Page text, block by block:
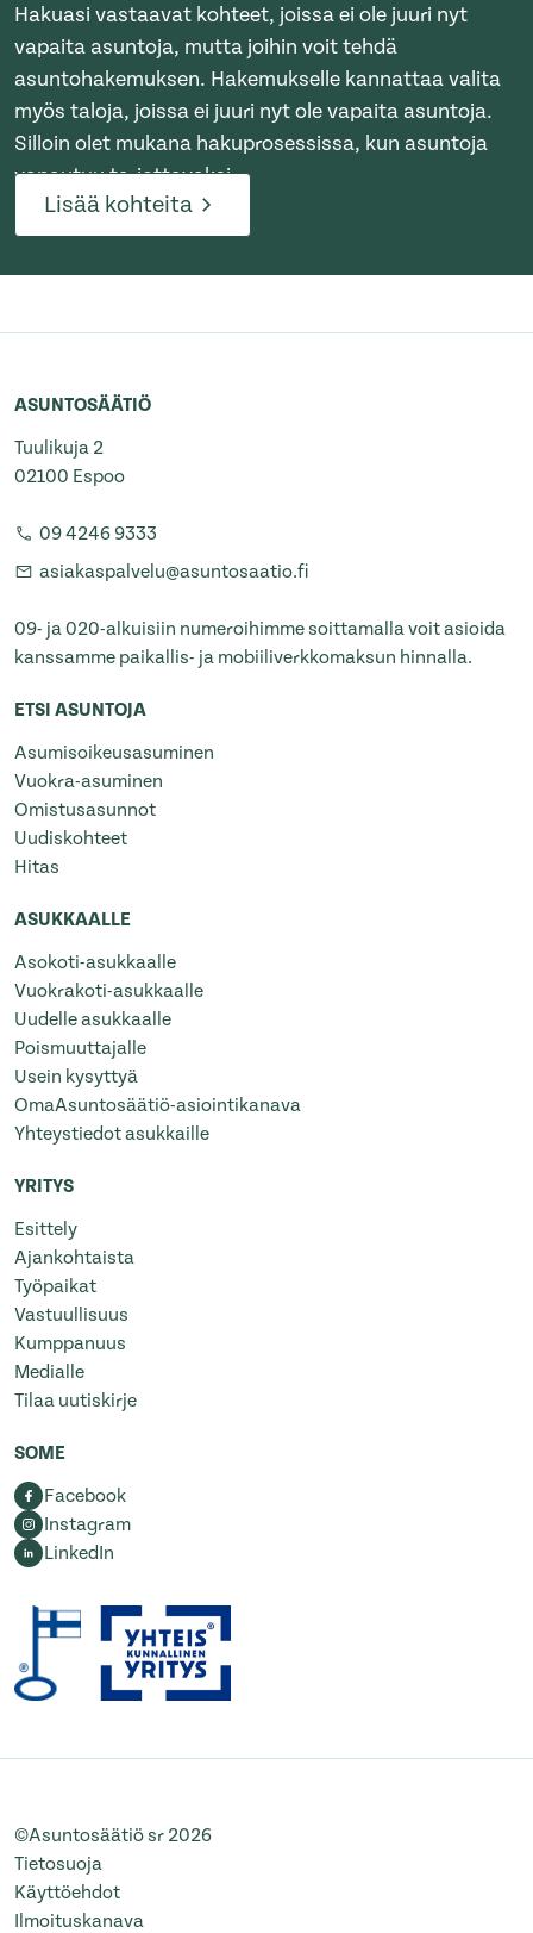
Hakuasi vastaavat kohteet, joissa ei ole juuri nyt
vapaita asuntoja, mutta joihin voit tehdä
asuntohakemuksen. Hakemukselle kannattaa valita
myös taloja, joissa ei juuri nyt ole vapaita asuntoja.
Silloin olet mukana hakuprosessissa, kun asuntoja
vapautuu tarjottavaksi.
Lisää kohteita
ASUNTOSÄÄTIÖ
Tuulikuja 2
02100 Espoo
09 4246 9333
asiakaspalvelu@asuntosaatio.fi
09- ja 020-alkuisiin numeroihimme soittamalla voit asioida
kanssamme paikallis- ja mobiiliverkkomaksun hinnalla.
ETSI ASUNTOJA
Asumisoikeusasuminen
Vuokra-asuminen
Omistusasunnot
Uudiskohteet
Hitas
ASUKKAALLE
Asokoti-asukkaalle
Vuokrakoti-asukkaalle
Uudelle asukkaalle
Poismuuttajalle
Usein kysyttyä
OmaAsuntosäätiö-asiointikanava
Yhteystiedot asukkaille
YRITYS
Esittely
Ajankohtaista
Työpaikat
Vastuullisuus
Kumppanuus
Medialle
Tilaa uutiskirje
SOME
Facebook
Instagram
LinkedIn
©Asuntosäätiö sr 2026
Tietosuoja
Käyttöehdot
Ilmoituskanava